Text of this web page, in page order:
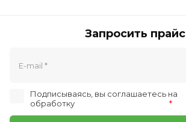
Запросить прайс
Подписываясь, вы соглашаетесь на
обработку
*